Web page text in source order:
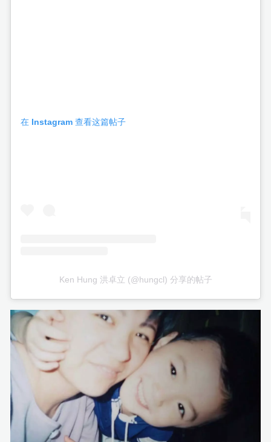
在 Instagram 查看这篇帖子
Ken Hung 洪卓立 (@hungcl) 分享的帖子